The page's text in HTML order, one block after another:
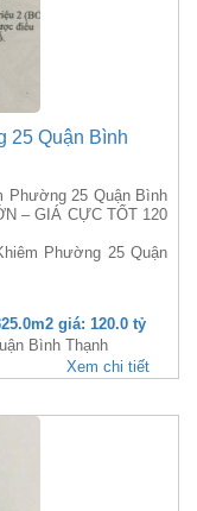
25 Quận Bình
Phường 25 Quận Bình
– GIÁ CỰC TỐT 120
Phường 25 Quận
giá: 120.0 tỷ
Bình Thạnh
Xem chi tiết